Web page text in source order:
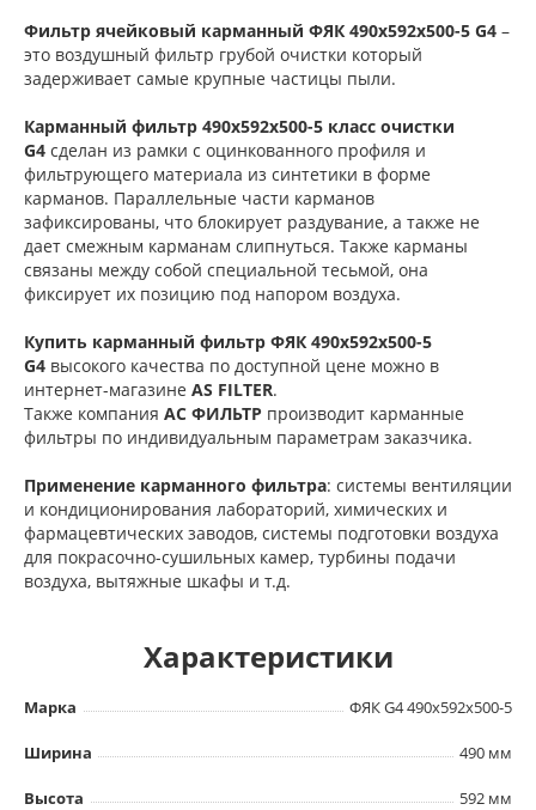
Фильтр ячейковый карманный ФЯК 490х592х500-5 G4 –
это воздушный фильтр грубой очистки который
задерживает самые крупные частицы пыли.
Карманный фильтр 490х592х500-5 класс очистки
G4 сделан из рамки с оцинкованного профиля и
фильтрующего материала из синтетики в форме
карманов. Параллельные части карманов
зафиксированы, что блокирует раздувание, а также не
дает смежным карманам слипнуться. Также карманы
связаны между собой специальной тесьмой, она
фиксирует их позицию под напором воздуха.
Купить карманный фильтр ФЯК 490х592х500-5
G4 высокого качества по доступной цене можно в
интернет-магазине AS FILTER.
Также компания АС ФИЛЬТР производит карманные
фильтры по индивидуальным параметрам заказчика.
Применение карманного фильтра: системы вентиляции
и кондиционирования лабораторий, химических и
фармацевтических заводов, системы подготовки воздуха
для покрасочно-сушильных камер, турбины подачи
воздуха, вытяжные шкафы и т.д.
Характеристики
Марка ФЯК G4 490х592х500-5
Ширина 490 мм
Высота 592 мм